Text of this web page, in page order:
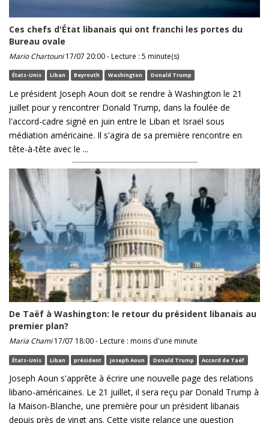
Ces chefs d'État libanais qui ont franchi les portes du
Bureau ovale
Mario Chartouni17/07 20:00 - Lecture : 5 minute(s)
États-Unis Liban Beyrouth Washington Donald Trump
Le président Joseph Aoun doit se rendre à Washington le 21
juillet pour y rencontrer Donald Trump, dans la foulée de
l'accord-cadre signé en juin entre le Liban et Israël sous
médiation américaine. Il s'agira de sa première rencontre en
tête-à-tête avec le ...
De Taëf à Washington: le retour du président libanais au
premier plan?
Maria Chami17/07 18:00 - Lecture : moins d'une minute
États-Unis Liban président Joseph Aoun Donald Trump Accord de Taëf
Joseph Aoun s'apprête à écrire une nouvelle page des relations
libano-américaines. Le 21 juillet, il sera reçu par Donald Trump à
la Maison-Blanche, une première pour un président libanais
depuis près de vingt ans. Cette visite relance une question